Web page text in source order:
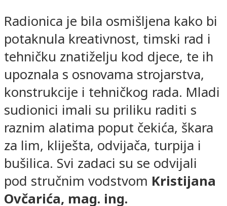
Radionica je bila osmišljena kako bi
potaknula kreativnost, timski rad i
tehničku znatiželju kod djece, te ih
upoznala s osnovama strojarstva,
konstrukcije i tehničkog rada. Mladi
sudionici imali su priliku raditi s
raznim alatima poput čekića, škara
za lim, kliješta, odvijača, turpija i
bušilica. Svi zadaci su se odvijali
pod stručnim vodstvom Kristijana
Ovčarića, mag. ing.